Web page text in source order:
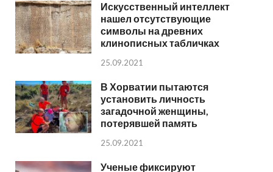
Искусственный интеллект
нашел отсутствующие
символы на древних
клинописных табличках
25.09.2021
В Хорватии пытаются
установить личность
загадочной женщины,
потерявшей память
25.09.2021
Ученые фиксируют